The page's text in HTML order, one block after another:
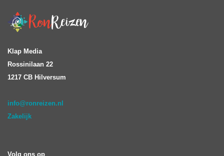
Klap Media
Rossinilaan 22
1217 CB Hilversum
info@ronreizen.nl
Zakelijk
Volg ons op